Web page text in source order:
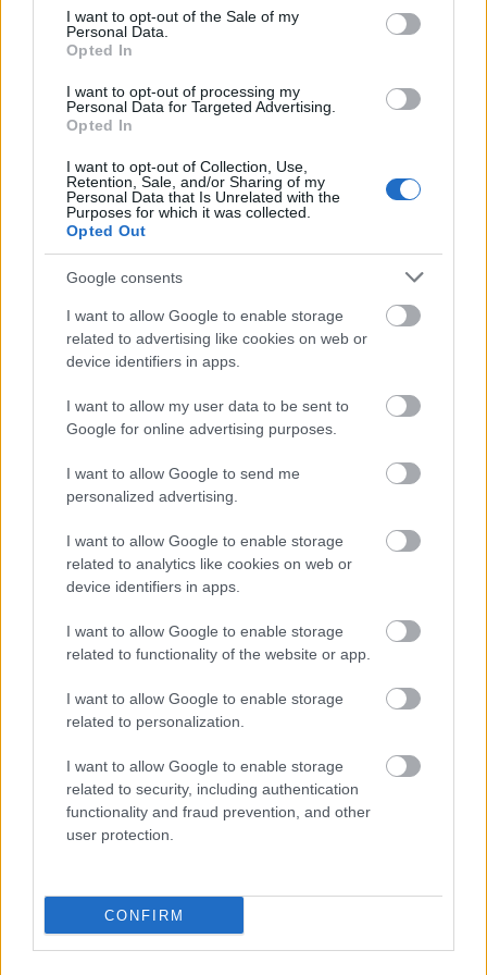
consent section.
I want to opt-out of the Sale of my
Personal Data.
Opted In
I want to opt-out of processing my
Personal Data for Targeted Advertising.
Opted In
I want to opt-out of Collection, Use,
Retention, Sale, and/or Sharing of my
Personal Data that Is Unrelated with the
Purposes for which it was collected.
Opted Out
Google consents
I want to allow Google to enable storage
related to advertising like cookies on web or
device identifiers in apps.
I want to allow my user data to be sent to
Google for online advertising purposes.
I want to allow Google to send me
personalized advertising.
I want to allow Google to enable storage
related to analytics like cookies on web or
device identifiers in apps.
I want to allow Google to enable storage
related to functionality of the website or app.
I want to allow Google to enable storage
related to personalization.
I want to allow Google to enable storage
related to security, including authentication
functionality and fraud prevention, and other
user protection.
CONFIRM
Bahn-vonal negyedével több utazást tesz lehetővé,
mint eddig. Ez megerősíti a belvárosi kelet-nyugati
Hirschgarten pályaudvarok körüli dinamikus
lakóövezet-fejlesztést is.
Az S7-es vonal a 2024-es decemberi
menetrendváltás után már nem a fővonalon
keresztül, hanem csak Wolfratshausen és a
36-os vágányra a föld felett érkezik. A Hackerbrücke
megállóhelyet tehát nem tudja majd kiszolgálni. Az
ugyanazon a peronon kényelmesen átszállhatnak a
többi S-Bahn vonalra. Emellett a jelenlegi S7-es az
összes vonal közül a legjobb összeköttetésben van a
metróval: Az átszállások Obersendlingben (U3), a
Harrasnál (U6) és a Heimeranplatznál (U4 + U5)
lehetségesek. „A jelenlegi S7-esnél már kisebb
késések is megzavarhatják a finoman
szakaszokon, ami gyorsan kihathat az egész vonalra
és a fővonalra. Az új felosztással ezek a
következményes hatások csökkenthetők. Mivel a